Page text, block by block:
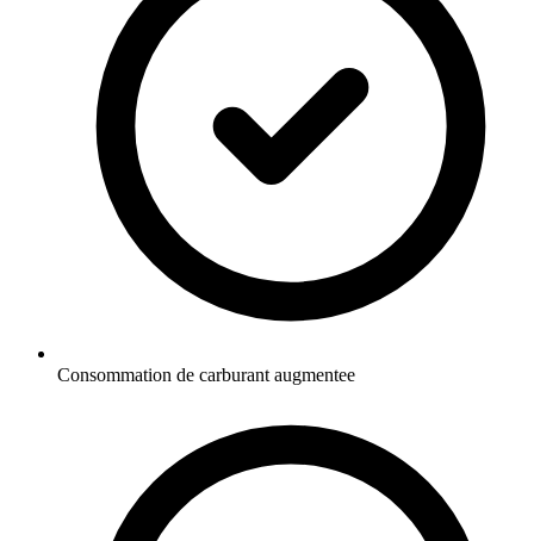
Consommation de carburant augmentee